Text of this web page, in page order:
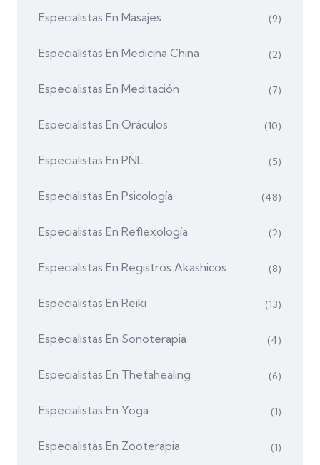
Especialistas En Masajes (9)
Especialistas En Medicina China (2)
Especialistas En Meditación (7)
Especialistas En Oráculos (10)
Especialistas En PNL (5)
Especialistas En Psicología (48)
Especialistas En Reflexología (2)
Especialistas En Registros Akashicos (8)
Especialistas En Reiki (13)
Especialistas En Sonoterapia (4)
Especialistas En Thetahealing (6)
Especialistas En Yoga (1)
Especialistas En Zooterapia (1)